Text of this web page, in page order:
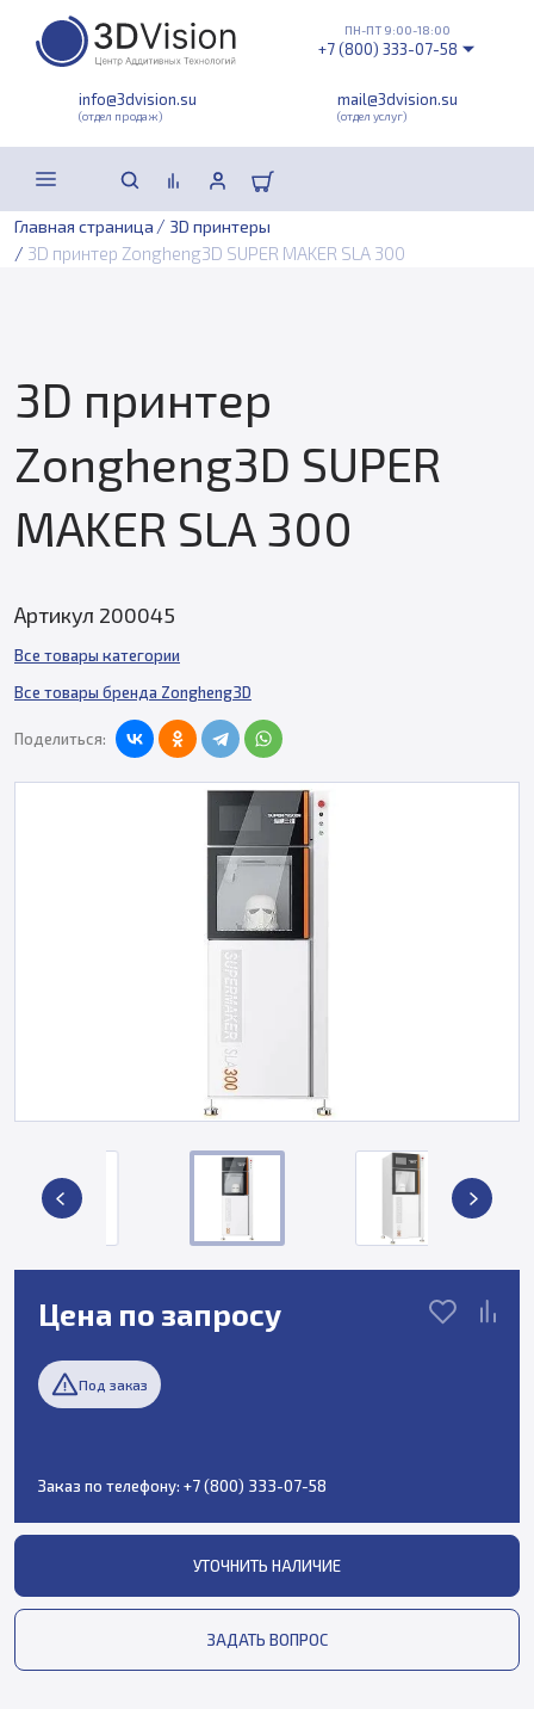
info@3dvision.su
(отдел продаж)
mail@3dvision.su
(отдел услуг)
ПН-ПТ 9:00-18:00
+7 (800) 333-07-58
Главная страница / 3D принтеры
/ 3D принтер Zongheng3D SUPER MAKER SLA 300
3D принтер
Zongheng3D SUPER
MAKER SLA 300
Артикул 200045
Все товары категории
Все товары бренда Zongheng3D
Поделиться:
Цена по запросу
Под заказ
Заказ по телефону: +7 (800) 333-07-58
УТОЧНИТЬ НАЛИЧИЕ
ЗАДАТЬ ВОПРОС